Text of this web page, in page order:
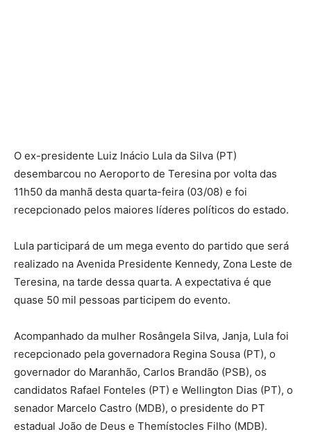
O ex-presidente Luiz Inácio Lula da Silva (PT)
desembarcou no Aeroporto de Teresina por volta das
11h50 da manhã desta quarta-feira (03/08) e foi
recepcionado pelos maiores líderes políticos do estado.
Lula participará de um mega evento do partido que será
realizado na Avenida Presidente Kennedy, Zona Leste de
Teresina, na tarde dessa quarta. A expectativa é que
quase 50 mil pessoas participem do evento.
Acompanhado da mulher Rosângela Silva, Janja, Lula foi
recepcionado pela governadora Regina Sousa (PT), o
governador do Maranhão, Carlos Brandão (PSB), os
candidatos Rafael Fonteles (PT) e Wellington Dias (PT), o
senador Marcelo Castro (MDB), o presidente do PT
estadual João de Deus e Themístocles Filho (MDB).